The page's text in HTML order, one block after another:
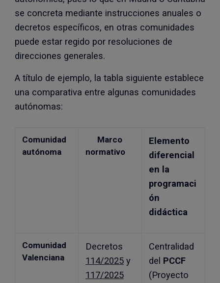
se concreta mediante instrucciones anuales o
decretos específicos, en otras comunidades
puede estar regido por resoluciones de
direcciones generales.
A título de ejemplo, la tabla siguiente establece
una comparativa entre algunas comunidades
autónomas:
Comunidad
autónoma
Marco
normativo
Elemento
diferencial
en la
programaci
ón
didáctica
Comunidad
Valenciana
Decretos
114/2025 y
117/2025
Centralidad
del PCCF
(Proyecto